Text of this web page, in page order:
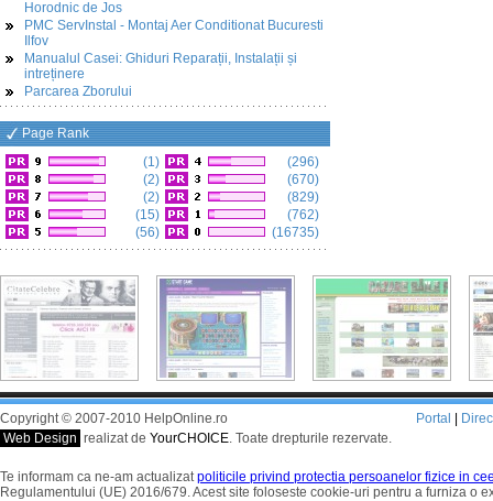
Horodnic de Jos
PMC ServInstal - Montaj Aer Conditionat Bucuresti
Ilfov
Manualul Casei: Ghiduri Reparații, Instalații și
intreținere
Parcarea Zborului
Page Rank
(1)
(2)
(2)
(15)
(56)
(296)
(670)
(829)
(762)
(16735)
Copyright © 2007-2010 HelpOnline.ro
Web Design realizat de YourCHOICE. Toate drepturile rezervate.
Portal
Te informam ca ne-am actualizatpoliticile privind protectia persoanelor fizice in
Regulamentului (UE) 2016/679. Acest site foloseste cookie-uri pentru a furniza o